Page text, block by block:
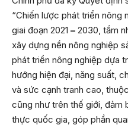
“Chiến lược phát triển nông
giai đoạn 2021 – 2030, tầm
xây dựng nền nông nghiệp
phát triển nông nghiệp dựa
hướng hiện đại, năng suất,
và sức cạnh tranh cao,
cũng như trên thế giới, đảm
thực quốc gia, góp phần